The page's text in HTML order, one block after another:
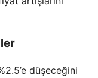
düşeceğini